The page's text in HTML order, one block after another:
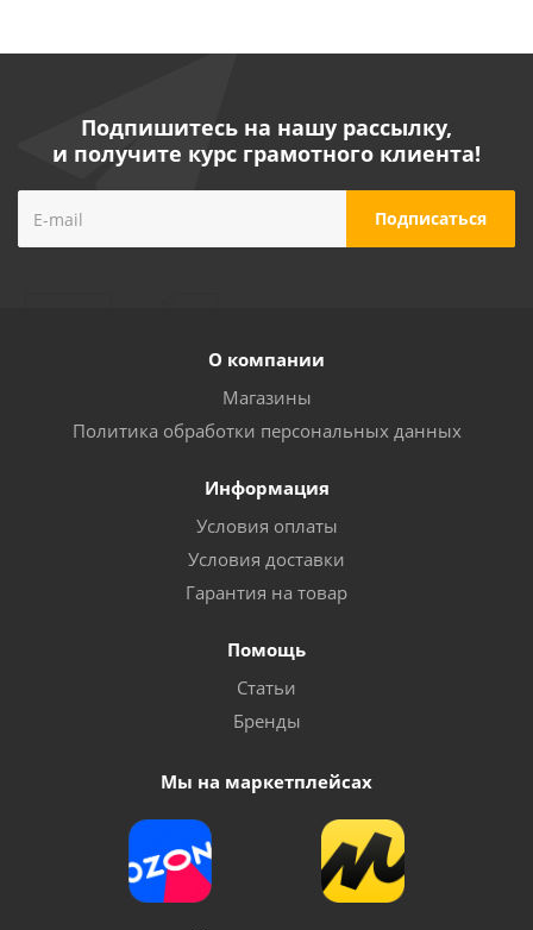
Подпишитесь на нашу рассылку,
и получите курс грамотного клиента!
О компании
Магазины
Политика обработки персональных данных
Информация
Условия оплаты
Условия доставки
Гарантия на товар
Помощь
Статьи
Бренды
Мы на маркетплейсах